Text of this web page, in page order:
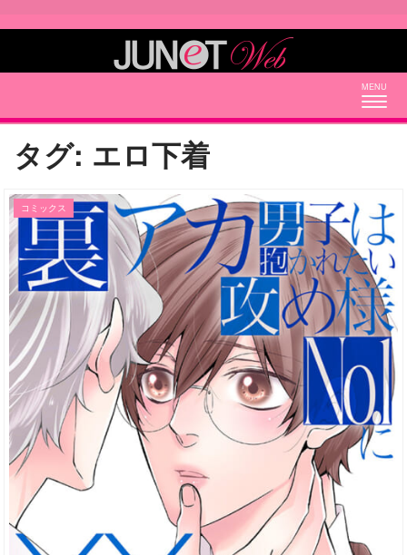
タグ: エロ下着
コミックス